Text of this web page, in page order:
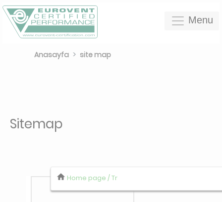
Menu
Anasayfa site map
Sitemap
Home page / Tr